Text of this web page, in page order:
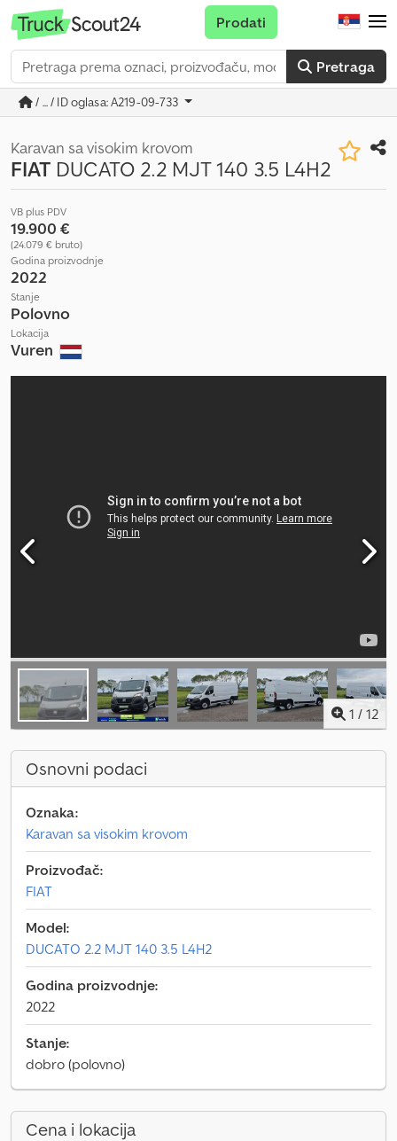
Pretraga
Prodati
/ ... / ID oglasa: A219-09-733
Karavan sa visokim krovom
FIAT DUCATO 2.2 MJT 140 3.5 L4H2
VB plus PDV
19.900 €
(24.079 € bruto)
Godina proizvodnje
2022
Stanje
Polovno
Lokacija
Vuren
1 / 12
Osnovni podaci
Oznaka:
Karavan sa visokim krovom
Proizvođač:
FIAT
Model:
DUCATO 2.2 MJT 140 3.5 L4H2
Godina proizvodnje:
2022
Stanje:
dobro (polovno)
Cena i lokacija